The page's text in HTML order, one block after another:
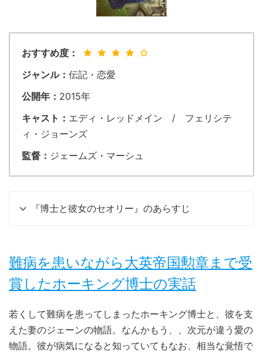
おすすめ度：
ジャンル： 伝記・恋愛
公開年： 2015年
キャスト： エディ・レッドメイン / フェリシテ
ィ・ジョーンズ
監督： ジェームズ・マーシュ
『博士と彼女のセオリー』のあらすじ
難病を患いながら大英帝国勲章まで受
賞したホーキング博士の実話
若くして難病を患ってしまったホーキング博士と、彼を支
えた妻のジェーンの物語。なんかもう、、次元が違う愛の
物語。彼が病気になると知っていてもなお、相当な覚悟で